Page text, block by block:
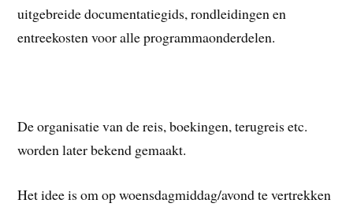
uitgebreide documentatiegids, rondleidingen en
entreekosten voor alle programmaonderdelen.
De organisatie van de reis, boekingen, terugreis etc.
worden later bekend gemaakt.
Het idee is om op woensdagmiddag/avond te vertrekken